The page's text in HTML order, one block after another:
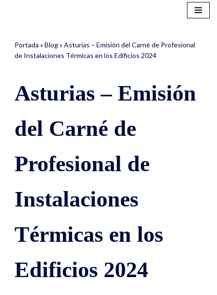
contenido
Portada » Blog» Asturias – Emisión del Carné de Profesional
de Instalaciones Térmicas en los Edificios 2024
Asturias – Emisión
del Carné de
Profesional de
Instalaciones
Térmicas en los
Edificios 2024